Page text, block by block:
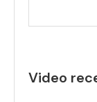
Video